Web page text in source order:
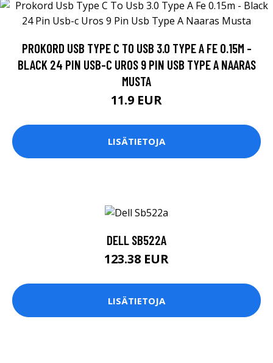
PROKORD USB TYPE C TO USB 3.0 TYPE A FE 0.15M -
BLACK 24 PIN USB-C UROS 9 PIN USB TYPE A NAARAS
MUSTA
11.9 EUR
LISÄTIETOJA
DELL SB522A
123.38 EUR
LISÄTIETOJA